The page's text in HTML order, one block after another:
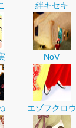
絆キセキ
NoV
エゾフクロウ